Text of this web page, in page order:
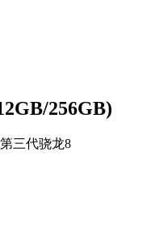
256GB)
三代骁龙8